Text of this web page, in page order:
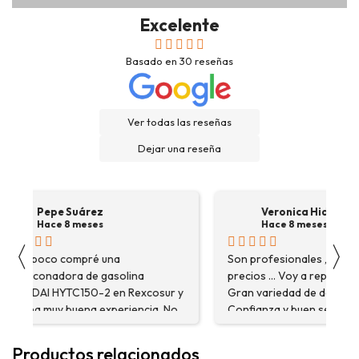
Excelente
Basado en 30 reseñas
Ver todas las reseñas
Dejar una reseña
〈
Pepe Suárez
Hace 8 meses
Hace poco compré una
destoconadora de gasolina
HYUNDAI HYTC150-2 en Rexcosur y
fue una muy buena experiencia. No
solo me encontré el producto que
Veronica Hidalgo
Hace 8 meses
Son profesionales ,
precios ... Voy a repetir
Gran variedad de
Confianza y buen servicio.
〉
Productos relacionados